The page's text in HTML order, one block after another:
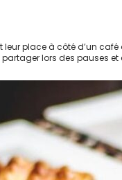
place à côté d’un
lors des pauses